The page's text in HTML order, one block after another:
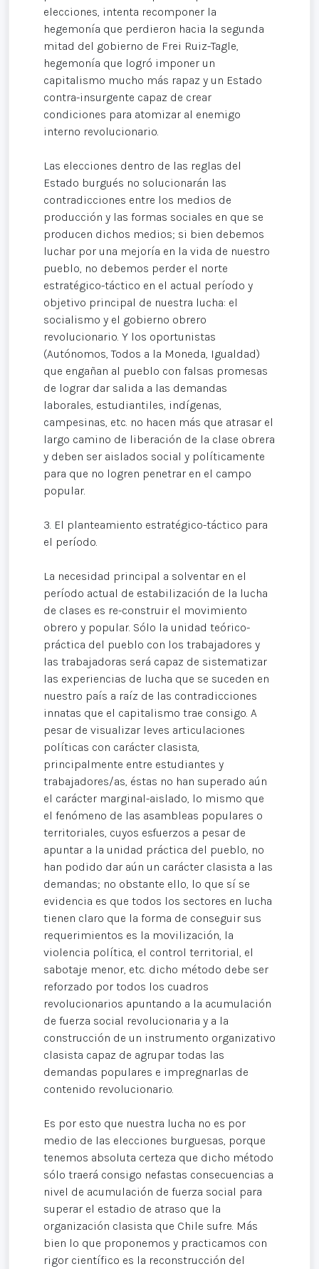
elecciones, intenta recomponer la
hegemonía que perdieron hacia la segunda
mitad del gobierno de Frei Ruiz-Tagle,
hegemonía que logró imponer un
capitalismo mucho más rapaz y un Estado
contra-insurgente capaz de crear
condiciones para atomizar al enemigo
interno revolucionario.
Las elecciones dentro de las reglas del
Estado burgués no solucionarán las
contradicciones entre los medios de
producción y las formas sociales en que se
producen dichos medios; si bien debemos
luchar por una mejoría en la vida de nuestro
pueblo, no debemos perder el norte
estratégico-táctico en el actual período y
objetivo principal de nuestra lucha: el
socialismo y el gobierno obrero
revolucionario. Y los oportunistas
(Autónomos, Todos a la Moneda, Igualdad)
que engañan al pueblo con falsas promesas
de lograr dar salida a las demandas
laborales, estudiantiles, indígenas,
campesinas, etc. no hacen más que atrasar el
largo camino de liberación de la clase obrera
y deben ser aislados social y políticamente
para que no logren penetrar en el campo
popular.
3. El planteamiento estratégico-táctico para
el período.
La necesidad principal a solventar en el
período actual de estabilización de la lucha
de clases es re-construir el movimiento
obrero y popular. Sólo la unidad teórico-
práctica del pueblo con los trabajadores y
las trabajadoras será capaz de sistematizar
las experiencias de lucha que se suceden en
nuestro país a raíz de las contradicciones
innatas que el capitalismo trae consigo. A
pesar de visualizar leves articulaciones
políticas con carácter clasista,
principalmente entre estudiantes y
trabajadores/as, éstas no han superado aún
el carácter marginal-aislado, lo mismo que
el fenómeno de las asambleas populares o
territoriales, cuyos esfuerzos a pesar de
apuntar a la unidad práctica del pueblo, no
han podido dar aún un carácter clasista a las
demandas; no obstante ello, lo que sí se
evidencia es que todos los sectores en lucha
tienen claro que la forma de conseguir sus
requerimientos es la movilización, la
violencia política, el control territorial, el
sabotaje menor, etc. dicho método debe ser
reforzado por todos los cuadros
revolucionarios apuntando a la acumulación
de fuerza social revolucionaria y a la
construcción de un instrumento organizativo
clasista capaz de agrupar todas las
demandas populares e impregnarlas de
contenido revolucionario.
Es por esto que nuestra lucha no es por
medio de las elecciones burguesas, porque
tenemos absoluta certeza que dicho método
sólo traerá consigo nefastas consecuencias a
nivel de acumulación de fuerza social para
superar el estadio de atraso que la
organización clasista que Chile sufre. Más
bien lo que proponemos y practicamos con
rigor científico es la reconstrucción del